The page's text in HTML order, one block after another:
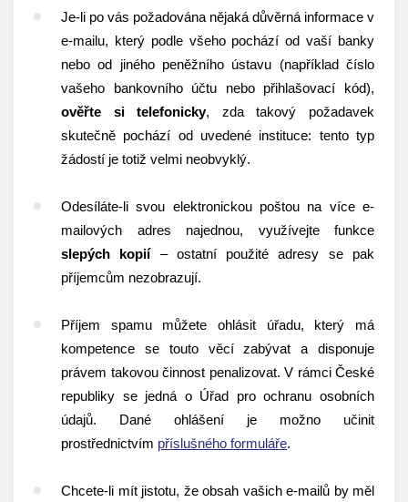
Je-li po vás požadována nějaká důvěrná informace v
e-mailu, který podle všeho pochází od vaší banky
nebo od jiného peněžního ústavu (například číslo
vašeho bankovního účtu nebo přihlašovací kód),
ověřte si telefonicky, zda takový požadavek
skutečně pochází od uvedené instituce: tento typ
žádostí je totiž velmi neobvyklý.
Odesíláte-li svou elektronickou poštou na více e-
mailových adres najednou, využívejte funkce
slepých kopií– ostatní použité adresy se pak
příjemcům nezobrazují.
Příjem spamu můžete ohlásit úřadu, který má
kompetence se touto věcí zabývat a disponuje
právem takovou činnost penalizovat. V rámci České
republiky se jedná o Úřad pro ochranu osobních
údajů. Dané ohlášení je možno učinit
prostřednictvím příslušného formuláře.
Chcete-li mít jistotu, že obsah vašich e-mailů by měl